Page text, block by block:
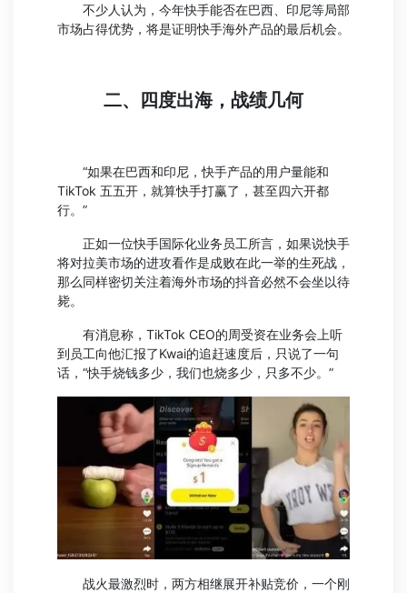
不少人认为，今年快手能否在巴西、印尼等局部
市场占得优势，将是证明快手海外产品的最后机会。
二、四度出海，战绩几何
“如果在巴西和印尼，快手产品的用户量能和
TikTok 五五开，就算快手打赢了，甚至四六开都
行。”
正如一位快手国际化业务员工所言，如果说快手
将对拉美市场的进攻看作是成败在此一举的生死战，
那么同样密切关注着海外市场的抖音必然不会坐以待
毙。
有消息称，TikTok CEO的周受资在业务会上听
到员工向他汇报了Kwai的追赶速度后，只说了一句
话，“快手烧钱多少，我们也烧多少，只多不少。”
战火最激烈时，两方相继展开补贴竞价，一个刚